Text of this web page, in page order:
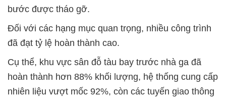
bước được tháo gỡ.
Đối với các hạng mục quan trọng, nhiều công trình
đã đạt tỷ lệ hoàn thành cao.
Cụ thể, khu vực sân đỗ tàu bay trước nhà ga đã
hoàn thành hơn 88% khối lượng, hệ thống cung cấp
nhiên liệu vượt mốc 92%, còn các tuyến giao thông